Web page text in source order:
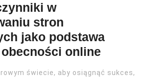
w
stron
jako podstawa
online
świecie, aby osiągnąć sukces,